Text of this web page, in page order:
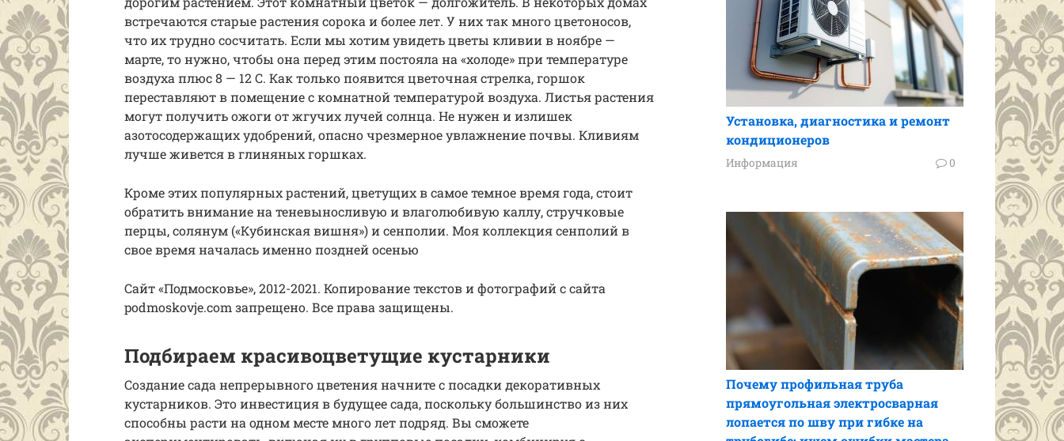
встречаются старые растения сорока и более лет. У них так много цветоносов,
что их трудно сосчитать. Если мы хотим увидеть цветы кливии в ноябре —
марте, то нужно, чтобы она перед этим постояла на «холоде» при температуре
воздуха плюс 8 — 12 С. Как только появится цветочная стрелка, горшок
переставляют в помещение с комнатной температурой воздуха. Листья растения
могут получить ожоги от жгучих лучей солнца. Не нужен и излишек
азотосодержащих удобрений, опасно чрезмерное увлажнение почвы. Кливиям
лучше живется в глиняных горшках.
Кроме этих популярных растений, цветущих в самое темное время года, стоит
обратить внимание на теневыносливую и влаголюбивую каллу, стручковые
перцы, солянум («Кубинская вишня») и сенполии. Моя коллекция сенполий в
свое время началась именно поздней осенью
Сайт «Подмосковье», 2012-2021. Копирование текстов и фотографий с сайта
pоdmoskоvje.cоm запрещено. Все права защищены.
Подбираем красивоцветущие кустарники
Создание сада непрерывного цветения начните с посадки декоративных
кустарников. Это инвестиция в будущее сада, поскольку большинство из них
способны расти на одном месте много лет подряд. Вы сможете
Установка, диагностика и ремонт
кондиционеров
Информация 0
Почему профильная труба
прямоугольная электросварная
лопается по шву при гибке на